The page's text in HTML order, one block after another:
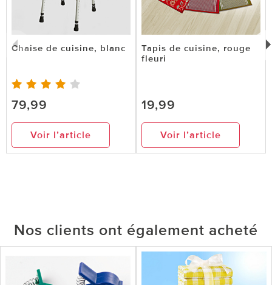
Chaise de cuisine, blanc
79,99
Voir l’article
Tapis de cuisine, rouge
fleuri
19,99
Voir l’article
Nos clients ont également acheté